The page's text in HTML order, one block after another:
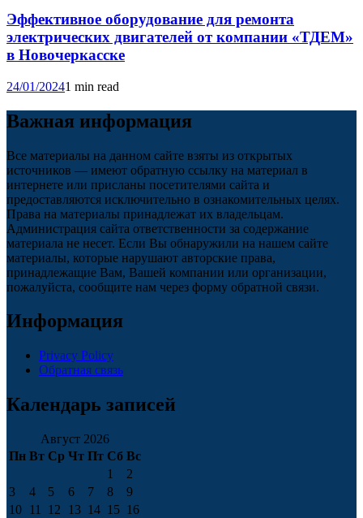
Эффективное оборудование для ремонта
электрических двигателей от компании «ТДЕМ»
в Новочеркасске
24/01/20241 min read
Важная информация
Все материалы на данном сайте взяты из открытых
источников — имеют обратную ссылку на материал в
интернете или присланы посетителями сайта и
предоставляются исключительно в ознакомительных целях.
Права на материалы принадлежат их владельцам.
Администрация сайта ответственности за содержание
материала не несет. Если Вы обнаружили на нашем сайте
материалы, которые нарушают авторские права,
принадлежащие Вам, Вашей компании или организации,
пожалуйста, сообщите нам через форму обратной связи.
Информация
Privacy Policy
Обратная связь
Календарь записей
Август 2026
Пн Вт Ср Чт Пт Сб Вс
1
2
3
4 5 6 7 8
9
10 11 12 13 14 15 16